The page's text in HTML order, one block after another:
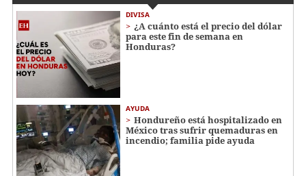
DIVISA
¿A cuánto está el precio del dólar
para este fin de semana en
Honduras?
AYUDA
Hondureño está hospitalizado en
México tras sufrir quemaduras en
incendio; familia pide ayuda